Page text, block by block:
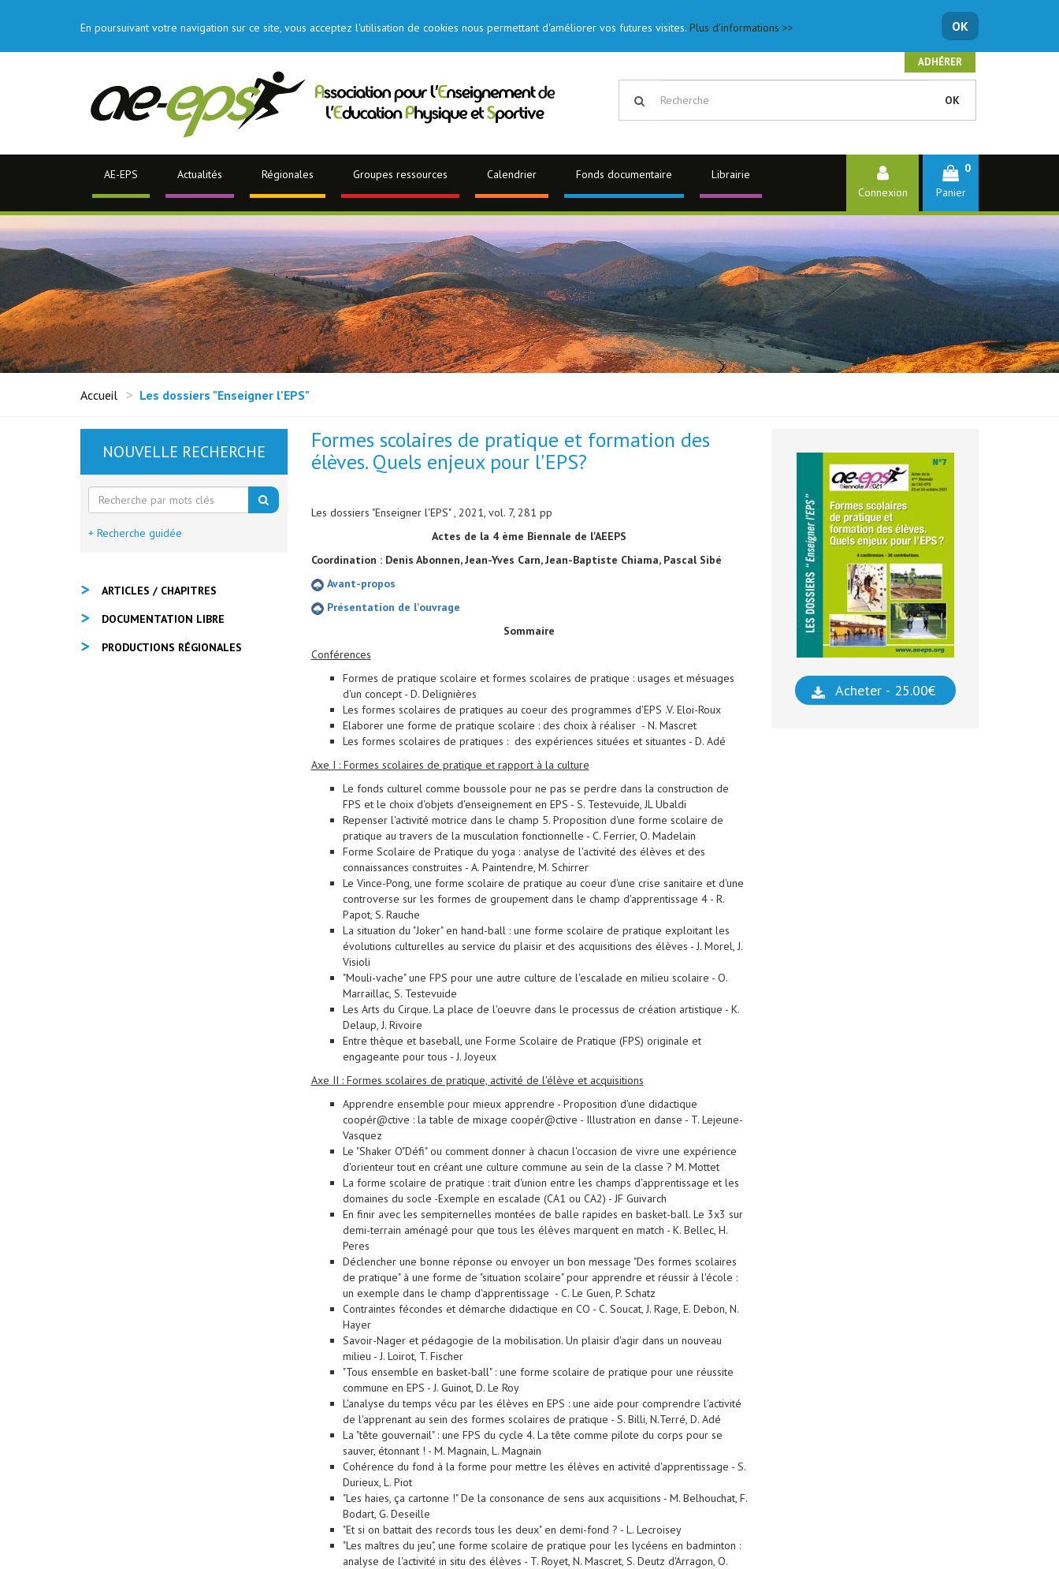
En poursuivant votre navigation sur ce site, vous acceptez l'utilisation de cookies nous permettant d'améliorer vos futures visites. Plus d'informations >> OK
ADHÉRER
OK
AE-EPS Actualités Régionales Groupes ressources Calendrier Fonds documentaire
Librairie
Connexion
0
Panier
Accueil Les dossiers "Enseigner l'EPS"
Formes scolaires de pratique et formation des
élèves. Quels enjeux pour l'EPS?
Les dossiers "Enseigner l'EPS" , 2021, vol. 7, 281 pp
Actes de la 4 ème Biennale de l'AEEPS
Coordination : Denis Abonnen, Jean-Yves Carn, Jean-Baptiste Chiama, Pascal Sibé
Avant-propos
Présentation de l'ouvrage
Sommaire
Conférences
Formes de pratique scolaire et formes scolaires de pratique : usages et mésuages
d'un concept - D. Delignières
Les formes scolaires de pratiques au coeur des programmes d'EPS .V. Eloi-Roux
Elaborer une forme de pratique scolaire : des choix à réaliser - N. Mascret
Les formes scolaires de pratiques : des expériences situées et situantes - D. Adé
Axe I : Formes scolaires de pratique et rapport à la culture
Le fonds culturel comme boussole pour ne pas se perdre dans la construction de
FPS et le choix d'objets d'enseignement en EPS - S. Testevuide, JL Ubaldi
Repenser l'activité motrice dans le champ 5. Proposition d'une forme scolaire de
pratique au travers de la musculation fonctionnelle - C. Ferrier, O. Madelain
Forme Scolaire de Pratique du yoga : analyse de l'activité des élèves et des
connaissances construites - A. Paintendre, M. Schirrer
Le Vince-Pong, une forme scolaire de pratique au coeur d'une crise sanitaire et d'une
controverse sur les formes de groupement dans le champ d'apprentissage 4 - R.
Papot, S. Rauche
La situation du "Joker" en hand-ball : une forme scolaire de pratique exploitant les
évolutions culturelles au service du plaisir et des acquisitions des élèves - J. Morel, J.
Visioli
"Mouli-vache" une FPS pour une autre culture de l'escalade en milieu scolaire - O.
Marraillac, S. Testevuide
Les Arts du Cirque. La place de l'oeuvre dans le processus de création artistique - K.
Delaup, J. Rivoire
Entre thèque et baseball, une Forme Scolaire de Pratique (FPS) originale et
engageante pour tous - J. Joyeux
Axe II : Formes scolaires de pratique, activité de l'élève et acquisitions
Apprendre ensemble pour mieux apprendre - Proposition d'une didactique
coopér@ctive : la table de mixage coopér@ctive - Illustration en danse - T. Lejeune-
Vasquez
Le "Shaker O"Défi" ou comment donner à chacun l'occasion de vivre une expérience
d'orienteur tout en créant une culture commune au sein de la classe ? M. Mottet
La forme scolaire de pratique : trait d'union entre les champs d'apprentissage et les
domaines du socle -Exemple en escalade (CA1 ou CA2) - JF Guivarch
En finir avec les sempiternelles montées de balle rapides en basket-ball. Le 3x3 sur
demi-terrain aménagé pour que tous les élèves marquent en match - K. Bellec, H.
Peres
Déclencher une bonne réponse ou envoyer un bon message "Des formes scolaires
de pratique" à une forme de "situation scolaire" pour apprendre et réussir à l'école :
un exemple dans le champ d'apprentissage - C. Le Guen, P. Schatz
Contraintes fécondes et démarche didactique en CO - C. Soucat, J. Rage, E. Debon, N.
Hayer
Savoir-Nager et pédagogie de la mobilisation. Un plaisir d'agir dans un nouveau
milieu - J. Loirot, T. Fischer
"Tous ensemble en basket-ball" : une forme scolaire de pratique pour une réussite
commune en EPS - J. Guinot, D. Le Roy
L'analyse du temps vécu par les élèves en EPS : une aide pour comprendre l'activité
de l'apprenant au sein des formes scolaires de pratique - S. Billi, N.Terré, D. Adé
La "tête gouvernail" : une FPS du cycle 4. La tête comme pilote du corps pour se
sauver, étonnant ! - M. Magnain, L. Magnain
Cohérence du fond à la forme pour mettre les élèves en activité d'apprentissage - S.
Durieux, L. Piot
"Les haies, ça cartonne !" De la consonance de sens aux acquisitions - M. Belhouchat, F.
Bodart, G. Deseille
"Et si on battait des records tous les deux" en demi-fond ? - L. Lecroisey
"Les maîtres du jeu", une forme scolaire de pratique pour les lycéens en badminton :
analyse de l'activité in situ des élèves - T. Royet, N. Mascret, S. Deutz d'Arragon, O.
Acheter - 25.00€
NOUVELLE RECHERCHE
+ Recherche guidée
ARTICLES / CHAPITRES
DOCUMENTATION LIBRE
PRODUCTIONS RÉGIONALES